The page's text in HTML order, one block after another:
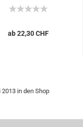
ab 22,30 CHF
in den Shop